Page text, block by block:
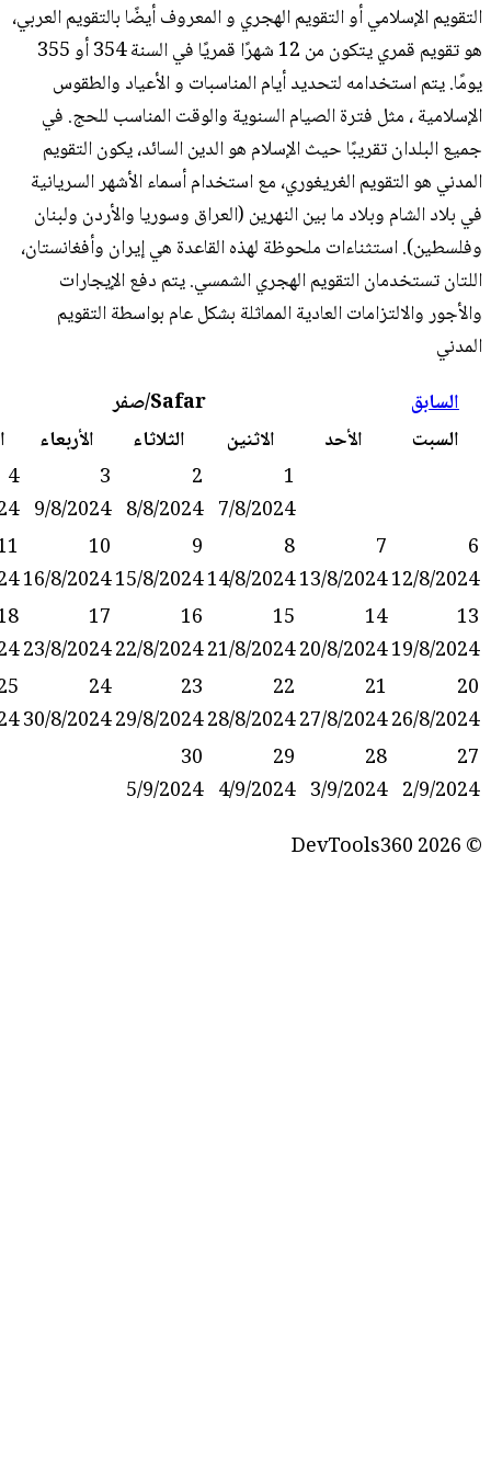
الهجري و المعروف أيضًا بالتقويم العربي،
هو تقويم قمري يتكون من 12 شهرًا قمريًا في السنة 354 أو 355
أيام المناسبات و الأعياد والطقوس
السنوية والوقت المناسب للحج. في
الإسلام هو الدين السائد، يكون التقويم
مع استخدام أسماء الأشهر السريانية
النهرين (العراق وسوريا والأردن ولبنان
لهذه القاعدة هي إيران وأفغانستان،
الهجري الشمسي. يتم دفع الإيجارات
المماثلة بشكل عام بواسطة التقويم
الاثنين الثلاثاء الأربعاء الخميس
الجمعة
8/8/2024
9/8/2024
10/8/2024
11/8/2024
14/8/2024
15/8/2024
16/8/2024
17/8/2024
12
18/8/2024
15
21/8/2024
16
22/8/2024
17
23/8/2024
18
24/8/2024
19
25/8/2024
22
28/8/2024
23
29/8/2024
24
30/8/2024
25
31/8/2024
26
1/9/2024
29
4/9/2024
30
5/9/2024